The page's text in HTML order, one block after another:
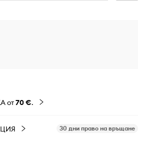
от70 €.
30 дни право на връщане